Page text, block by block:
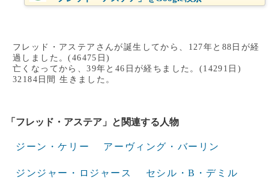
フレッド・アステアさんが誕生してから、127年と88日が経
過しました。(46475日)
亡くなってから、39年と46日が経ちました。(14291日)
32184日間 生きました。
「フレッド・アステア」と関連する人物
ジーン・ケリー アーヴィング・バーリン
ジンジャー・ロジャース セシル・B・デミル